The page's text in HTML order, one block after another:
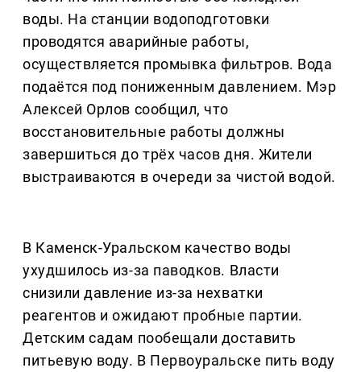
воды. На станции водоподготовки
проводятся аварийные работы,
осуществляется промывка фильтров. Вода
подаётся под пониженным давлением. Мэр
Алексей Орлов сообщил, что
восстановительные работы должны
завершиться до трёх часов дня. Жители
выстраиваются в очереди за чистой водой.
В Каменск-Уральском качество воды
ухудшилось из-за паводков. Власти
снизили давление из-за нехватки
реагентов и ожидают пробные партии.
Детским садам пообещали доставить
питьевую воду. В Первоуральске пить воду